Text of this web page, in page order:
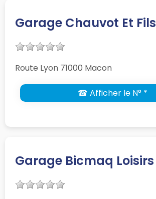
Garage Chauvot Et Fils
Route Lyon 71000 Macon
☎ Afficher le N° *
Garage Bicmaq Loisirs